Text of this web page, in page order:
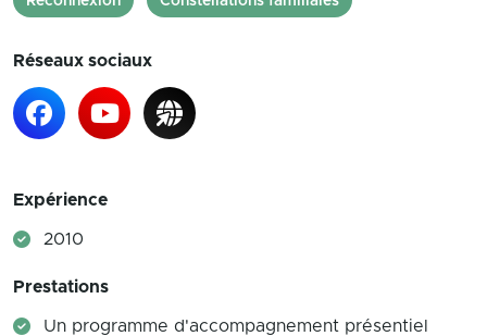
Réseaux sociaux
Expérience
2010
Prestations
Un programme d'accompagnement présentiel